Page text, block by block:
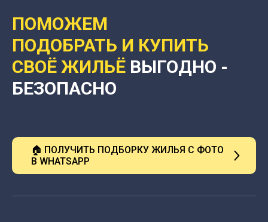
ПОМОЖЕМ
ПОДОБРАТЬ И КУПИТЬ
СВОЁ ЖИЛЬЁ ВЫГОДНО -
БЕЗОПАСНО
🏠 ПОЛУЧИТЬ ПОДБОРКУ ЖИЛЬЯ С ФОТО
В WHATSAPP